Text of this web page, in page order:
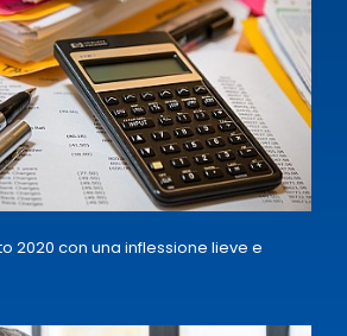
2020 con una inflessione lieve e